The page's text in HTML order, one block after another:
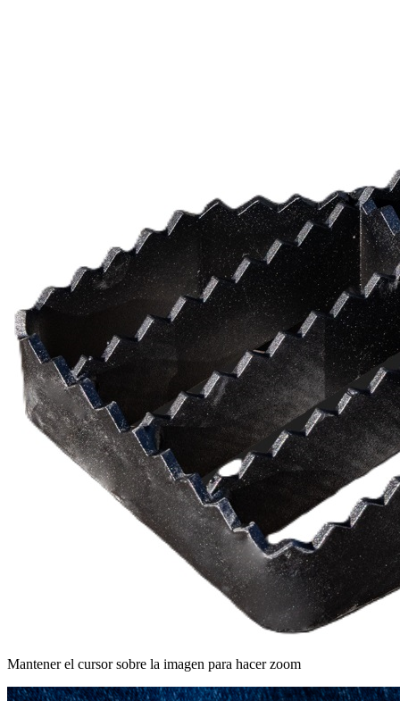
Mantener el cursor sobre la imagen para hacer zoom